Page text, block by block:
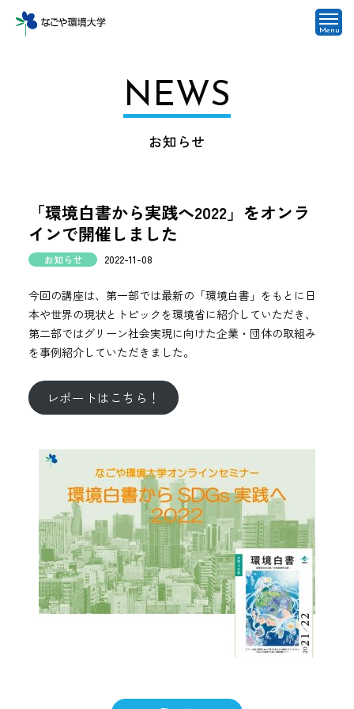
Menu
NEWS
お知らせ
「環境白書から実践へ2022」をオンラ
インで開催しました
お知らせ 2022-11-08
今回の講座は、第一部では最新の「環境白書」をもとに日
本や世界の現状とトピックを環境省に紹介していただき、
第二部ではグリーン社会実現に向けた企業・団体の取組み
を事例紹介していただきました。
レポートはこちら！